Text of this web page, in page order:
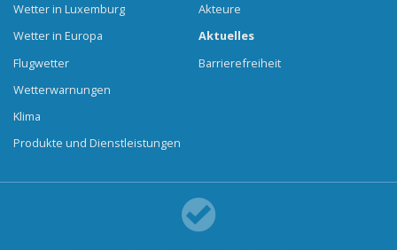
Wetter in Luxemburg
Wetter in Europa
Flugwetter
Wetterwarnungen
Klima
Produkte und Dienstleistungen
Akteure
Aktuelles
Barrierefreiheit